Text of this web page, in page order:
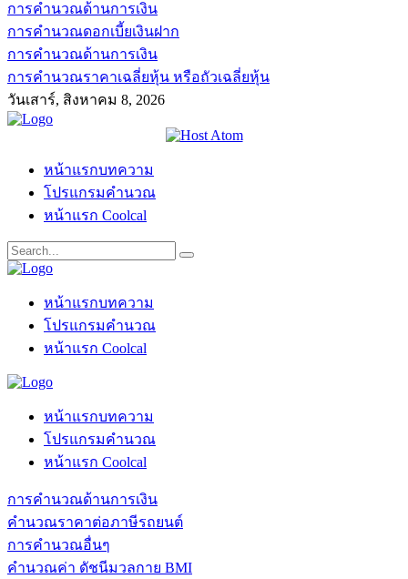
การคำนวณด้านการเงิน
การคำนวณดอกเบี้ยเงินฝาก
การคำนวณด้านการเงิน
การคำนวณราคาเฉลี่ยหุ้น หรือถัวเฉลี่ยหุ้น
วันเสาร์, สิงหาคม 8, 2026
หน้าแรกบทความ
โปรแกรมคำนวณ
หน้าแรก Coolcal
หน้าแรกบทความ
โปรแกรมคำนวณ
หน้าแรก Coolcal
หน้าแรกบทความ
โปรแกรมคำนวณ
หน้าแรก Coolcal
การคำนวณด้านการเงิน
คำนวณราคาต่อภาษีรถยนต์
การคำนวณอื่นๆ
คำนวณค่า ดัชนีมวลกาย BMI